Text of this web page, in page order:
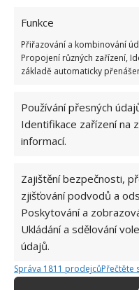
Funkce
Přiřazování a kombinování
Propojení různých zařízení,
základě automaticky
Používání přesných
Identifikace zařízení na
informací.
Zajištění bezpečnosti,
zjišťování podvodů a
Poskytování a
Ukládání a sdělování
údajů.
Správa 1811 prodejcůPřečtěte
Přidejte svůj názor
KOMENTOVAT